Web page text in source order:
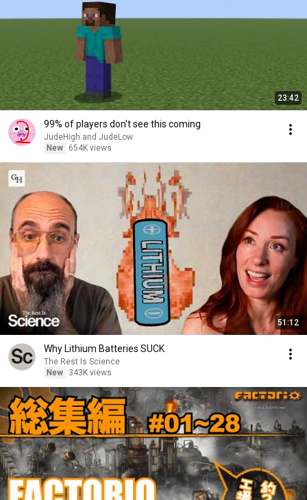
23:42
99% of players don't see this coming
JudeHigh and JudeLow
New
654K views
51:12
Why Lithium Batteries SUCK
The Rest Is Science
New
343K views